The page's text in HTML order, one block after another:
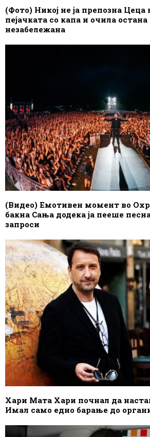
(Фото) Никој не ја препозна Цеца
пејачката со капа и очила
незабележана
(Видео) Емотивен момент во
бакна Сања додека ја пееше
запроси
Хари Мата Хари почнал да
Имал само едно барање до